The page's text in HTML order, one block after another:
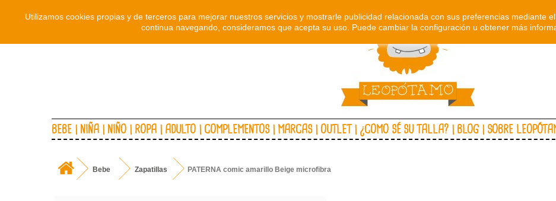
BEBE NIÑA NIÑO ROPA ADULTO COMPLEMENTOS MARCAS OUTLET ¿COMO SÉ SU TALLA? BLOG SOBRE
Bebe Zapatillas PATERNA comic amarillo Beige microfibra
Utilizamos cookies propias y de terceros para mejorar nuestros servicios y mostrarle publicidad relacionada con sus preferencias mediante
continua navegando, consideramos que acepta su uso. Puede cambiar la configuración u obtener más